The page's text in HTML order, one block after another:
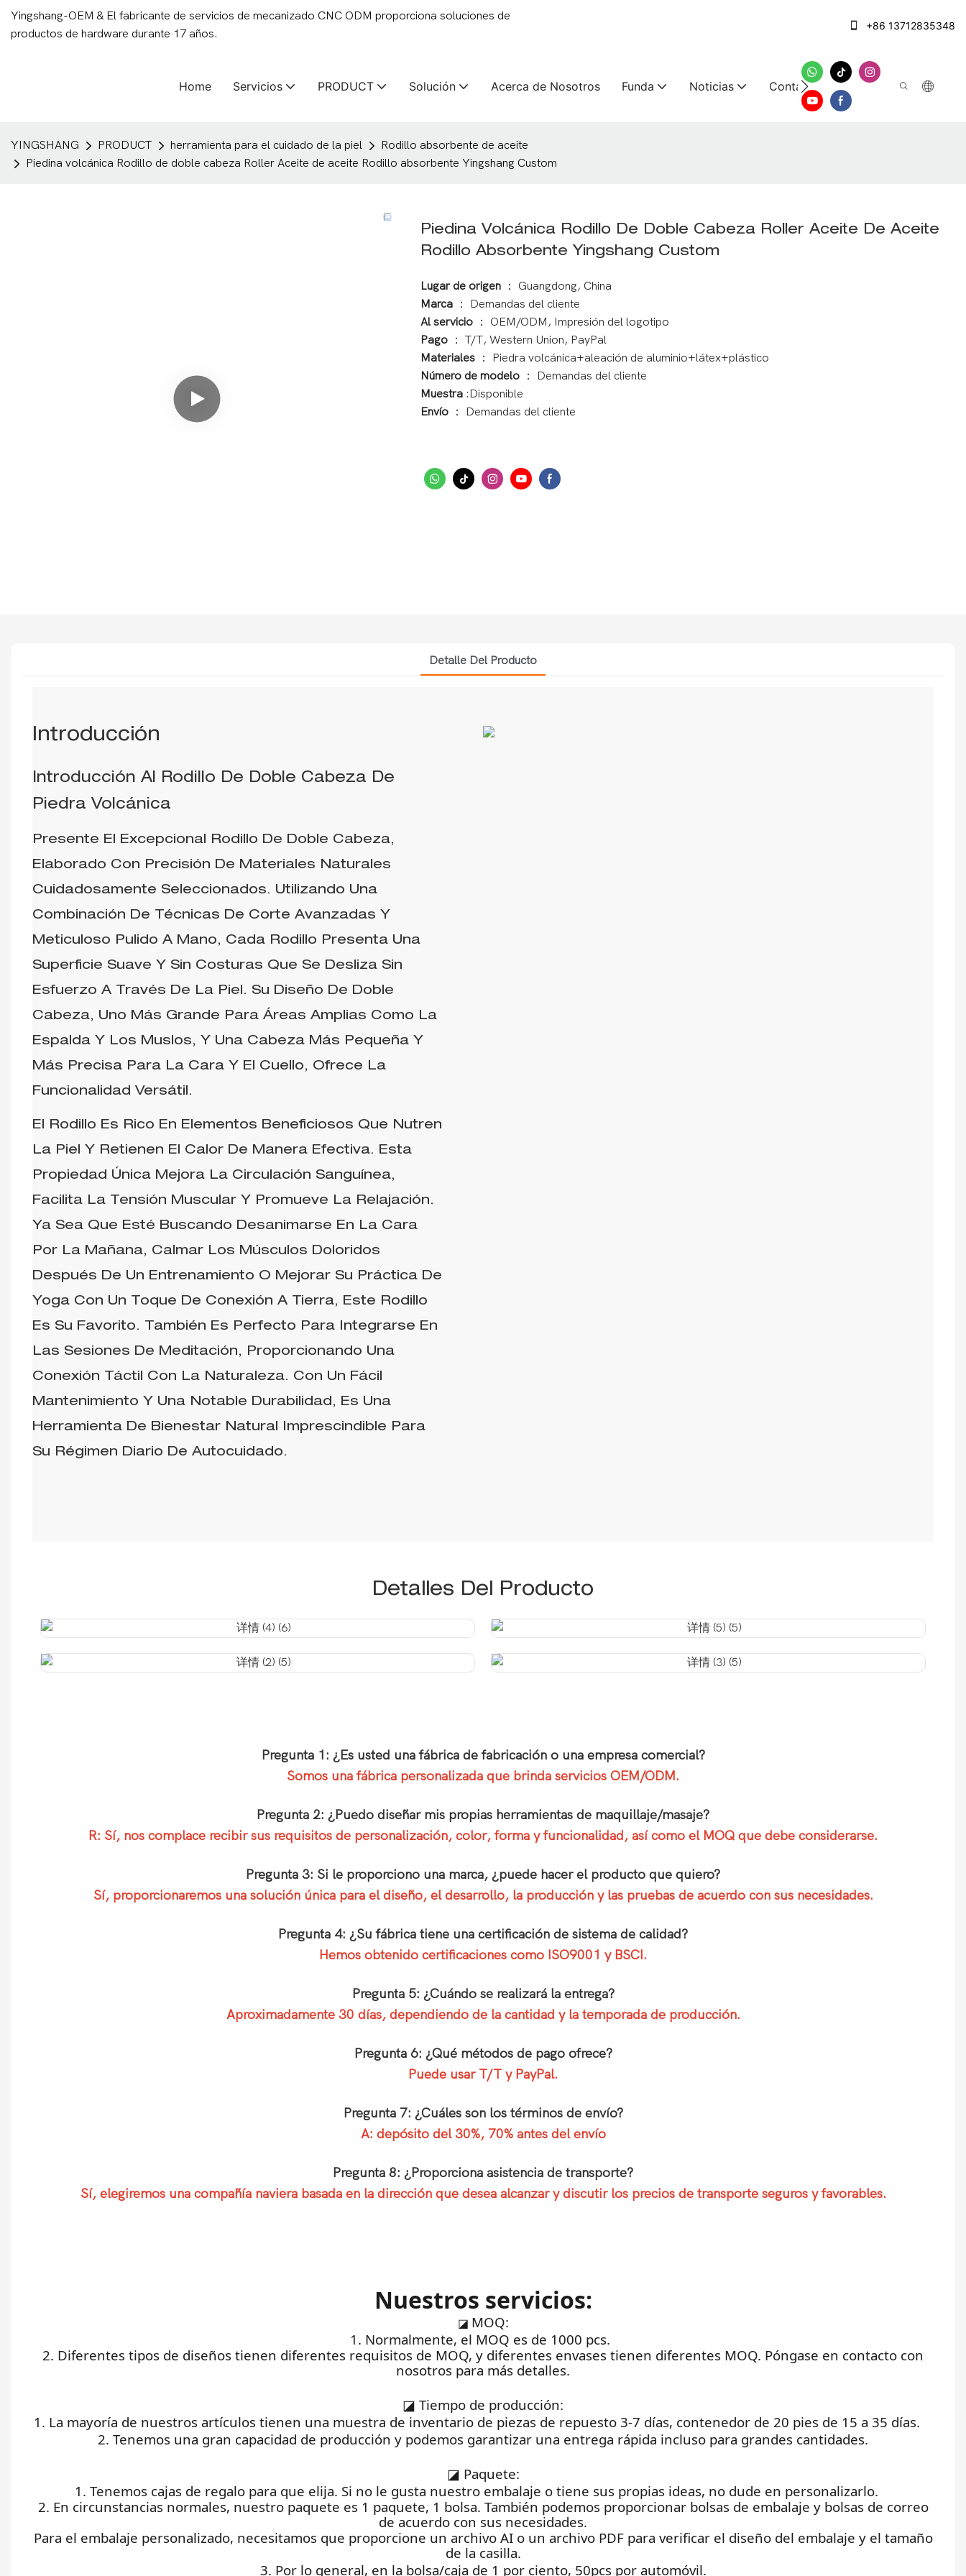
Yingshang-OEM & El fabricante de servicios de mecanizado CNC ODM proporciona soluciones de
productos de hardware durante 17 años.
+86 13712835348
Home Servicios PRODUCT Solución Acerca de Nosotros Funda Noticias Contáctenos
YINGSHANG PRODUCT herramienta para el cuidado de la piel
Rodillo absorbente de aceite
Piedina volcánica Rodillo de doble cabeza Roller Aceite de aceite Rodillo absorbente Yingshang Custom
Piedina Volcánica Rodillo De Doble Cabeza Roller Aceite De Aceite
Rodillo Absorbente Yingshang Custom
Lugar de origen
： Guangdong, China
Marca
： Demandas del cliente
Al servicio
： OEM/ODM, Impresión del logotipo
Pago
： T/T, Western Union, PayPal
Materiales
： Piedra volcánica+aleación de aluminio+látex+plástico
Número de modelo
： Demandas del cliente
Muestra :Disponible
Envío
： Demandas del cliente
Detalle Del Producto
Introducción
Introducción Al Rodillo De Doble Cabeza De
Piedra Volcánica
Presente El Excepcional Rodillo De Doble Cabeza,
Elaborado Con Precisión De Materiales Naturales
Cuidadosamente Seleccionados. Utilizando Una
Combinación De Técnicas De Corte Avanzadas Y
Meticuloso Pulido A Mano, Cada Rodillo Presenta Una
Superficie Suave Y Sin Costuras Que Se Desliza Sin
Esfuerzo A Través De La Piel. Su Diseño De Doble
Cabeza, Uno Más Grande Para Áreas Amplias Como La
Espalda Y Los Muslos, Y Una Cabeza Más Pequeña Y
Más Precisa Para La Cara Y El Cuello, Ofrece La
Funcionalidad Versátil.
El Rodillo Es Rico En Elementos Beneficiosos Que Nutren
La Piel Y Retienen El Calor De Manera Efectiva. Esta
Propiedad Única Mejora La Circulación Sanguínea,
Facilita La Tensión Muscular Y Promueve La Relajación.
Ya Sea Que Esté Buscando Desanimarse En La Cara
Por La Mañana, Calmar Los Músculos Doloridos
Después De Un Entrenamiento O Mejorar Su Práctica De
Yoga Con Un Toque De Conexión A Tierra, Este Rodillo
Es Su Favorito. También Es Perfecto Para Integrarse En
Las Sesiones De Meditación, Proporcionando Una
Conexión Táctil Con La Naturaleza. Con Un Fácil
Mantenimiento Y Una Notable Durabilidad, Es Una
Herramienta De Bienestar Natural Imprescindible Para
Su Régimen Diario De Autocuidado.
Detalles Del Producto
Pregunta 1: ¿Es usted una fábrica de fabricación o una empresa comercial?
Somos una fábrica personalizada que brinda servicios OEM/ODM.
Pregunta 2: ¿Puedo diseñar mis propias herramientas de maquillaje/masaje?
R: Sí, nos complace recibir sus requisitos de personalización, color, forma y funcionalidad, así como el MOQ que debe considerarse.
Pregunta 3: Si le proporciono una marca, ¿puede hacer el producto que quiero?
Sí, proporcionaremos una solución única para el diseño, el desarrollo, la producción y las pruebas de acuerdo con sus necesidades.
Pregunta 4: ¿Su fábrica tiene una certificación de sistema de calidad?
Hemos obtenido certificaciones como ISO9001 y BSCI.
Pregunta 5: ¿Cuándo se realizará la entrega?
Aproximadamente 30 días, dependiendo de la cantidad y la temporada de producción.
Pregunta 6: ¿Qué métodos de pago ofrece?
Puede usar T/T y PayPal.
Pregunta 7: ¿Cuáles son los términos de envío?
A: depósito del 30%, 70% antes del envío
Pregunta 8: ¿Proporciona asistencia de transporte?
Sí, elegiremos una compañía naviera basada en la dirección que desea alcanzar y discutir los precios de transporte seguros y favorables.
Nuestros servicios:
◪ MOQ:
1. Normalmente, el MOQ es de 1000 pcs.
2. Diferentes tipos de diseños tienen diferentes requisitos de MOQ, y diferentes envases tienen diferentes MOQ. Póngase en contacto con
nosotros para más detalles.
◪ Tiempo de producción:
1. La mayoría de nuestros artículos tienen una muestra de inventario de piezas de repuesto 3-7 días, contenedor de 20 pies de 15 a 35 días.
2. Tenemos una gran capacidad de producción y podemos garantizar una entrega rápida incluso para grandes cantidades.
◪ Paquete:
1. Tenemos cajas de regalo para que elija. Si no le gusta nuestro embalaje o tiene sus propias ideas, no dude en personalizarlo.
2. En circunstancias normales, nuestro paquete es 1 paquete, 1 bolsa. También podemos proporcionar bolsas de embalaje y bolsas de correo
de acuerdo con sus necesidades.
Para el embalaje personalizado, necesitamos que proporcione un archivo AI o un archivo PDF para verificar el diseño del embalaje y el tamaño
de la casilla.
3. Por lo general, en la bolsa/caja de 1 por ciento, 50pcs por automóvil.